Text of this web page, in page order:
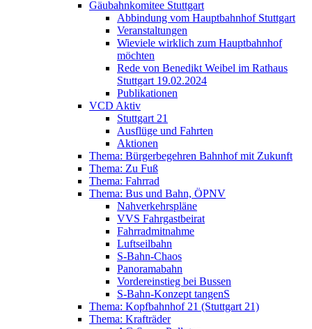
Gäubahnkomitee Stuttgart
Abbindung vom Hauptbahnhof Stuttgart
Veranstaltungen
Wieviele wirklich zum Hauptbahnhof
möchten
Rede von Benedikt Weibel im Rathaus
Stuttgart 19.02.2024
Publikationen
VCD Aktiv
Stuttgart 21
Ausflüge und Fahrten
Aktionen
Thema: Bürgerbegehren Bahnhof mit Zukunft
Thema: Zu Fuß
Thema: Fahrrad
Thema: Bus und Bahn, ÖPNV
Nahverkehrspläne
VVS Fahrgastbeirat
Fahrradmitnahme
Luftseilbahn
S-Bahn-Chaos
Panoramabahn
Vordereinstieg bei Bussen
S-Bahn-Konzept tangenS
Thema: Kopfbahnhof 21 (Stuttgart 21)
Thema: Krafträder